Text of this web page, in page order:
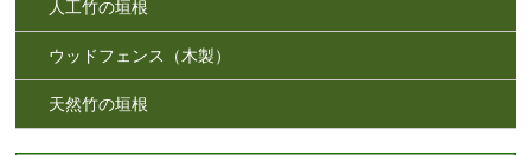
人工竹の垣根
ウッドフェンス（木製）
天然竹の垣根